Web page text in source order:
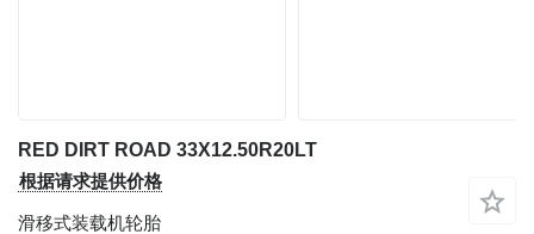
RED DIRT ROAD 33X12.50R20LT
根据请求提供价格
滑移式装载机轮胎